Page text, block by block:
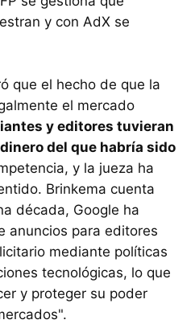
y con AdX se
que el hecho de que la
el mercado
y editores tuvieran
del que habría sido
y la jueza ha
Brinkema cuenta
década, Google ha
anuncios para editores
mediante políticas
tecnológicas, lo que
y proteger su poder